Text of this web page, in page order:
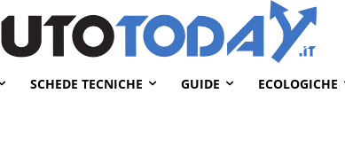
SCHEDE TECNICHE GUIDE ECOLOGICHE